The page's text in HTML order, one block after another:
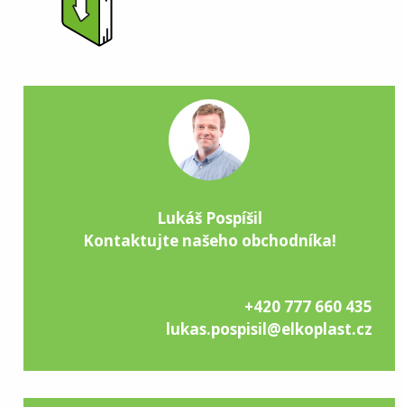
Lukáš Pospíšil
Kontaktujte našeho obchodníka!
+420 777 660 435
lukas.pospisil@elkoplast.cz